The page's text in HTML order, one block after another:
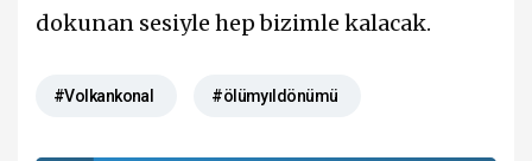
dokunan sesiyle hep bizimle kalacak.
#Volkankonal #ölümyıldönümü